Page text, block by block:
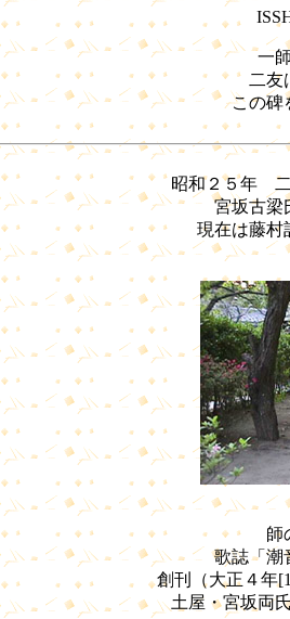
一
二
この碑
昭和２５年
宮坂古梁
現在は藤村
師
歌誌「潮
創刊（大正４年
土屋・宮坂両